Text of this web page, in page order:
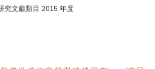
究文獻類目 2015 年度